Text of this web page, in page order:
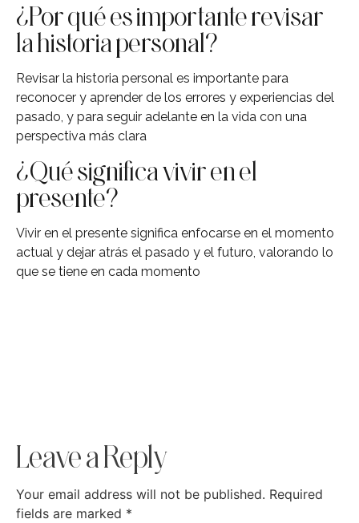
¿Por qué es importante revisar
la historia personal?
Revisar la historia personal es importante para
reconocer y aprender de los errores y experiencias del
pasado, y para seguir adelante en la vida con una
perspectiva más clara
¿Qué significa vivir en el
presente?
Vivir en el presente significa enfocarse en el momento
actual y dejar atrás el pasado y el futuro, valorando lo
que se tiene en cada momento
Leave a Reply
Your email address will not be published. Required
fields are marked *